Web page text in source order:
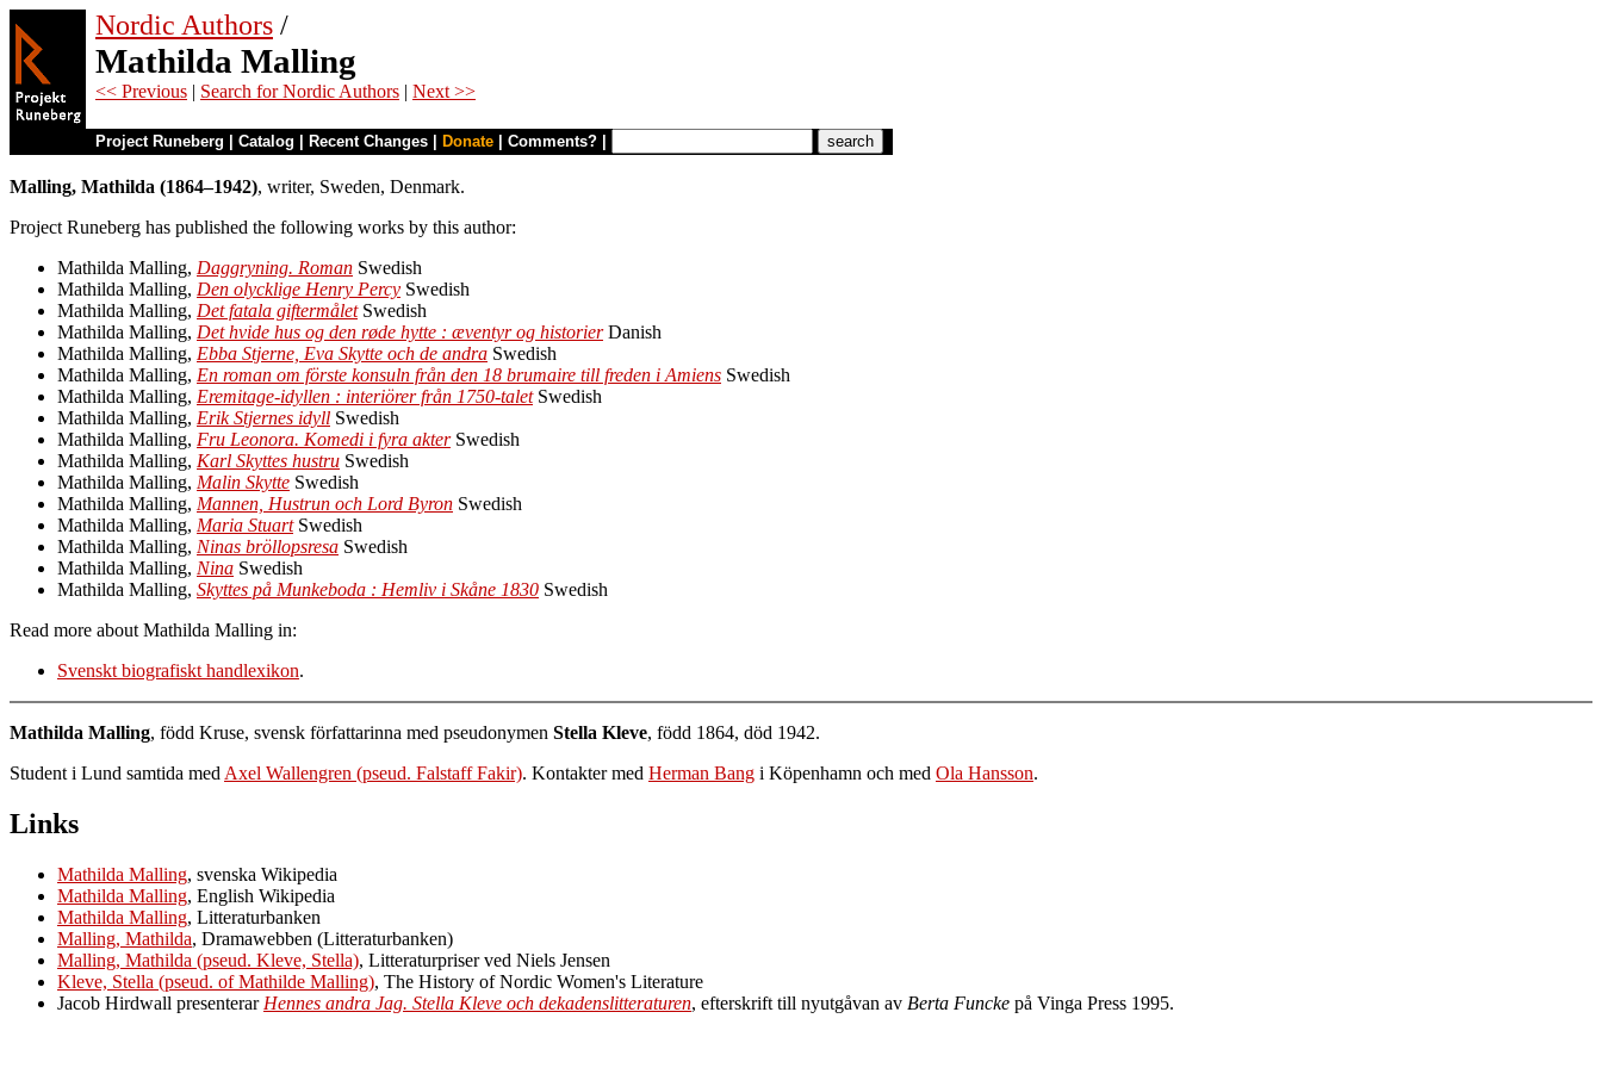
Nordic Authors /
Mathilda Malling
<< Previous | Search for Nordic Authors | Next >>
Project Runeberg Catalog Recent Changes Donate Comments?
Malling, Mathilda (1864–1942), writer, Sweden, Denmark.
Project Runeberg has published the following works by this author:
Mathilda Malling, Daggryning. Roman Swedish
Mathilda Malling, Den olycklige Henry Percy Swedish
Mathilda Malling, Det fatala giftermåletSwedish
Mathilda Malling, Det hvide hus og den røde hytte : æventyr og historierDanish
Mathilda Malling, Ebba Stjerne, Eva Skytte och de andra Swedish
Mathilda Malling, En roman om förste konsuln från den 18 brumaire till freden i Amiens Swedish
Mathilda Malling, Eremitage-idyllen : interiörer från 1750-taletSwedish
Mathilda Malling, Erik Stjernes idyll Swedish
Mathilda Malling, Fru Leonora. Komedi i fyra akterSwedish
Mathilda Malling, Karl Skyttes hustru Swedish
Mathilda Malling, Malin Skytte Swedish
Mathilda Malling, Mannen, Hustrun och Lord Byron Swedish
Mathilda Malling, Maria StuartSwedish
Mathilda Malling, Ninas bröllopsresa Swedish
Mathilda Malling, Nina Swedish
Mathilda Malling, Skyttes på Munkeboda : Hemliv i Skåne 1830 Swedish
Read more about Mathilda Malling in:
Svenskt biografiskt handlexikon.
Mathilda Malling, född Kruse, svensk författarinna med pseudonymen Stella Kleve, född 1864, död 1942.
Student i Lund samtida med Axel Wallengren (pseud. Falstaff Fakir). Kontakter med Herman Bang i Köpenhamn och med Ola Hansson.
Links
Mathilda Malling, svenska Wikipedia
Mathilda Malling, English Wikipedia
Mathilda Malling, Litteraturbanken
Malling, Mathilda, Dramawebben (Litteraturbanken)
Malling, Mathilda (pseud. Kleve, Stella), Litteraturpriser ved Niels Jensen
Kleve, Stella (pseud. of Mathilde Malling), The History of Nordic Women's Literature
Jacob Hirdwall presenterar Hennes andra Jag. Stella Kleve och dekadenslitteraturen, efterskrift till nyutgåvan av Berta Funcke på Vinga Press 1995.